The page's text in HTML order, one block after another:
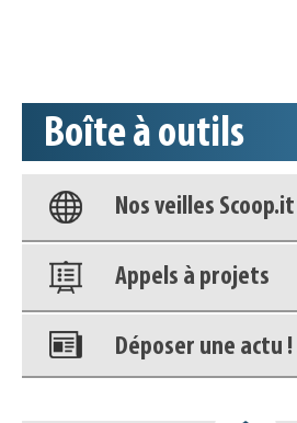
Boîte à outils
Base documentaire
Nos veilles Scoop.it
Appels à projets
Déposer une actu !